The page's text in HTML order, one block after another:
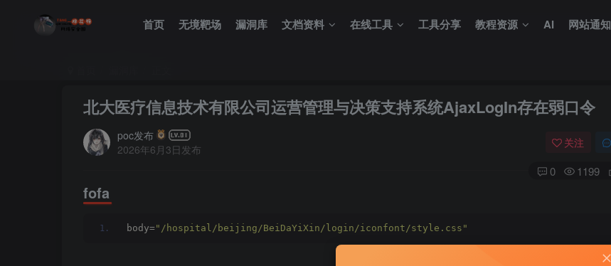
首页 无境靶场 漏洞库 文档资料 在线工具 工具分享 教程资源 AI 网站通知
北大医疗信息技术有限公司运营管理与决策支持系统AjaxLogIn存在弱口令
poc发布
2026年6月3日发布
关注
0 1199
fofa
body="/hospital/beijing/BeiDaYiXin/login/iconfont/style.css"